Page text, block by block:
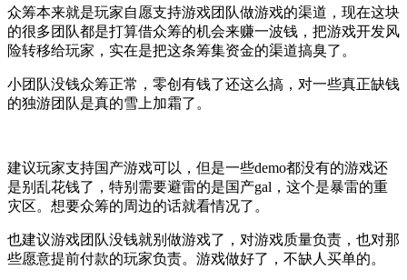
众筹本来就是玩家自愿支持游戏团队做游戏的渠道，现在这块
的很多团队都是打算借众筹的机会来赚一波钱，把游戏开发风
险转移给玩家，实在是把这条筹集资金的渠道搞臭了。
小团队没钱众筹正常，零创有钱了还这么搞，对一些真正缺钱
的独游团队是真的雪上加霜了。
建议玩家支持国产游戏可以，但是一些demo都没有的游戏还
是别乱花钱了，特别需要避雷的是国产gal，这个是暴雷的重
灾区。想要众筹的周边的话就看情况了。
也建议游戏团队没钱就别做游戏了，对游戏质量负责，也对那
些愿意提前付款的玩家负责。游戏做好了，不缺人买单的。